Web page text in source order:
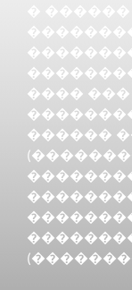
����
������